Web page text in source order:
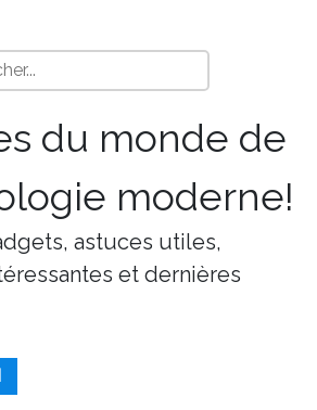
du monde de
moderne!
astuces utiles,
et dernières